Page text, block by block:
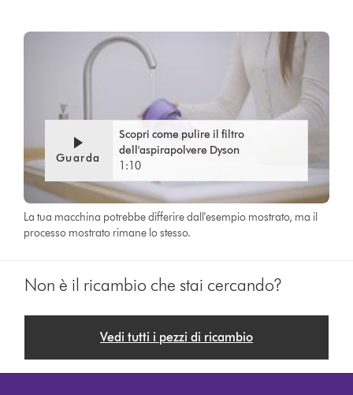
Guarda
Scopri come pulire il filtro
dell'aspirapolvere Dyson
1:10
La tua macchina potrebbe differire dall'esempio mostrato, ma il
processo mostrato rimane lo stesso.
Non è il ricambio che stai cercando?
Vedi tutti i pezzi di ricambio